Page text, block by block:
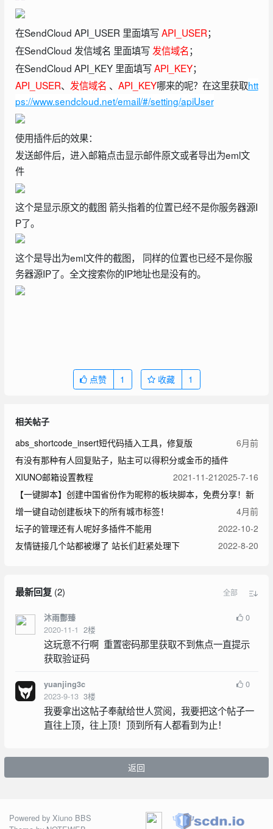
在SendCloud API_USER 里面填写API_USER；
在SendCloud 发信域名 里面填写 发信域名；
在SendCloud API_KEY 里面填写API_KEY；
API_USER、 发信域名 、 API_KEY哪来的呢？在这里获取htt
ps://www.sendcloud.net/email/#/setting/apiUser
使用插件后的效果：
发送邮件后，进入邮箱点击显示邮件原文或者导出为eml文
件
这个是显示原文的截图 箭头指着的位置已经不是你服务器源I
P了。
这个是导出为eml文件的截图， 同样的位置也已经不是你服
务器源IP了。全文搜索你的IP地址也是没有的。
点赞 1 收藏 1
相关帖子
abs_shortcode_insert短代码插入工具，修复版
6月前
有没有那种有人回复贴子，贴主可以得积分或金币的插件
2025-7-16
XIUNO邮箱设置教程
2021-11-21
【一键脚本】创建中国省份作为昵称的板块脚本，免费分享！新
增一键自动创建板块下的所有城市标签！
4月前
坛子的管理还有人呢好多插件不能用
2022-10-2
友情链接几个站都被爆了 站长们赶紧处理下
2022-8-20
最新回复(2) 全部
沐雨酆臻
2020-11-1 2楼
0
这玩意不行啊 重置密码那里获取不到焦点一直提示
获取验证码
yuanjing3c
2023-9-13 3楼
0
我要拿出这帖子奉献给世人赏阅，我要把这个帖子一
直往上顶，往上顶！顶到所有人都看到为止！
返回
Powered by Xiuno BBS